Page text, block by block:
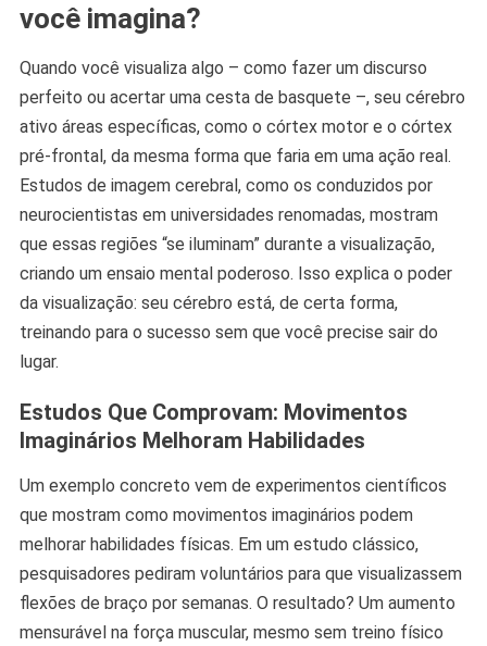
você imagina?
Quando você visualiza algo – como fazer um discurso
perfeito ou acertar uma cesta de basquete –, seu cérebro
ativo áreas específicas, como o córtex motor e o córtex
pré-frontal, da mesma forma que faria em uma ação real.
Estudos de imagem cerebral, como os conduzidos por
neurocientistas em universidades renomadas, mostram
que essas regiões “se iluminam” durante a visualização,
criando um ensaio mental poderoso. Isso explica o poder
da visualização: seu cérebro está, de certa forma,
treinando para o sucesso sem que você precise sair do
lugar.
Estudos Que Comprovam: Movimentos
Imaginários Melhoram Habilidades
Um exemplo concreto vem de experimentos científicos
que mostram como movimentos imaginários podem
melhorar habilidades físicas. Em um estudo clássico,
pesquisadores pediram voluntários para que visualizassem
flexões de braço por semanas. O resultado? Um aumento
mensurável na força muscular, mesmo sem treino físico